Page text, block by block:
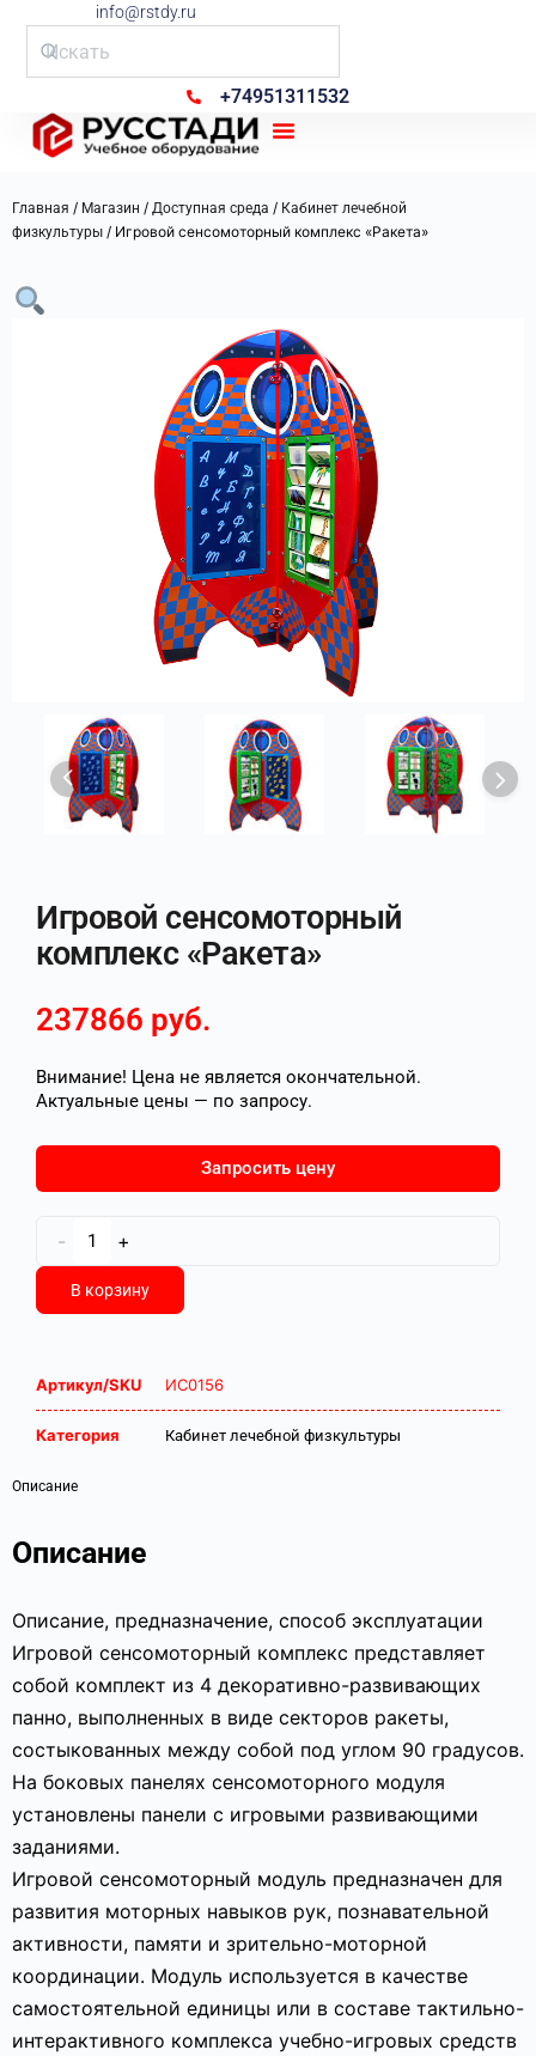
info@rstdy.ru
+74951311532
Главная / Магазин / Доступная среда / Кабинет лечебной
физкультуры / Игровой сенсомоторный комплекс «Ракета»
Игровой сенсомоторный
комплекс «Ракета»
237866 руб.
Внимание! Цена не является окончательной.
Актуальные цены — по запросу.
Запросить цену
- +
В корзину
Артикул/SKU ИС0156
Категория Кабинет лечебной физкультуры
Описание
Описание
Описание, предназначение, способ эксплуатации
Игровой сенсомоторный комплекс представляет
собой комплект из 4 декоративно-развивающих
панно, выполненных в виде секторов ракеты,
состыкованных между собой под углом 90 градусов.
На боковых панелях сенсомоторного модуля
установлены панели с игровыми развивающими
заданиями.
Игровой сенсомоторный модуль предназначен для
развития моторных навыков рук, познавательной
активности, памяти и зрительно-моторной
координации. Модуль используется в качестве
самостоятельной единицы или в составе тактильно-
интерактивного комплекса учебно-игровых средств